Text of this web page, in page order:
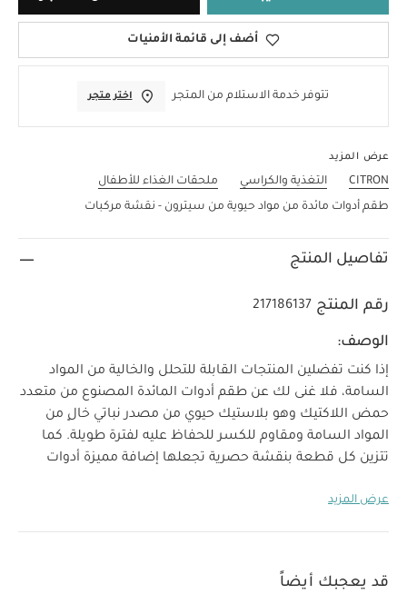
أضف إلى قائمة الأمنيات
تتوفر خدمة الاستلام من المتجر اختر متجر
عرض المزيد
CITRON التغذية والكراسي
ملحقات الغذاء للأطفال
طقم أدوات مائدة من مواد حيوية من سيترون - نقشة مركبات
تفاصيل المنتج
رقم المنتج 217186137
الوصف:
إذا كنت تفضلين المنتجات القابلة للتحلل والخالية من المواد
السامة، فلا غنى لك عن طقم أدوات المائدة المصنوع من متعدد
حمض اللاكتيك وهو بلاستيك حيوي من مصدر نباتي خالٍ من
المواد السامة ومقاوم للكسر للحفاظ عليه لفترة طويلة. كما
تتزين كل قطعة بنقشة حصرية تجعلها إضافة مميزة أدوات
طقم من 4 أدوات للمائدة قابلة للتحلل ومضادة للكسر
مواد مبتكرة قابلة للتحويل إلى سماد لتحتفظ بحالتها
لفترة طويلة
خفيف الوزن ومضاد للكسر
عرض المزيد
قد يعجبك أيضاً